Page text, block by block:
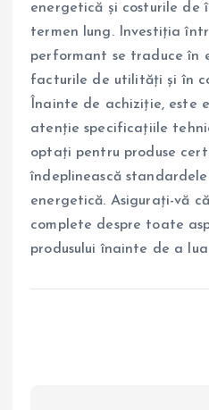
energetică și costurile de
termen lung. Investiția
performant se traduce în
facturile de utilități și în
Înainte de achiziție, este
atenție specificațiile
optați pentru produse
îndeplinească
energetică. Asigurați-vă
complete despre toate
produsului înainte de a